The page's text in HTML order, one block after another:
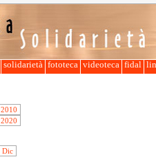
solidarietà fototeca videoteca fidal
2010
2020
Dic